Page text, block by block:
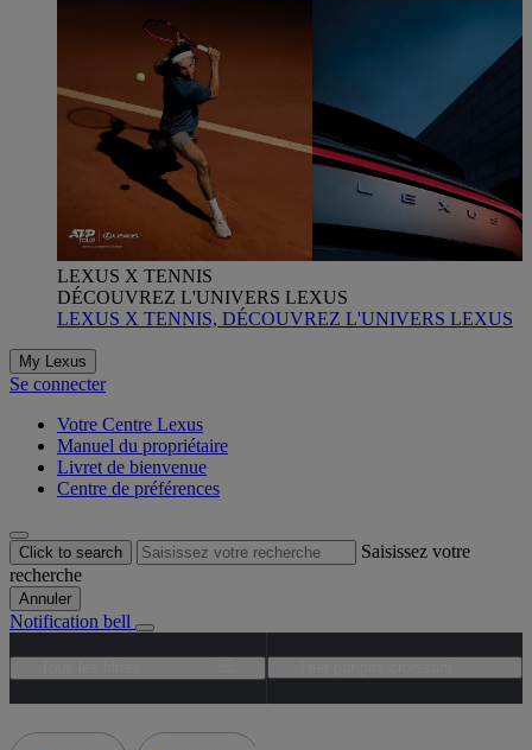
LEXUS X TENNIS
DÉCOUVREZ L'UNIVERS LEXUS
LEXUS X TENNIS, DÉCOUVREZ L'UNIVERS LEXUS
My Lexus
Se connecter
Votre Centre Lexus
Manuel du propriétaire
Livret de bienvenue
Centre de préférences
Click to search
Saisissez votre
recherche
Annuler
Notification bell